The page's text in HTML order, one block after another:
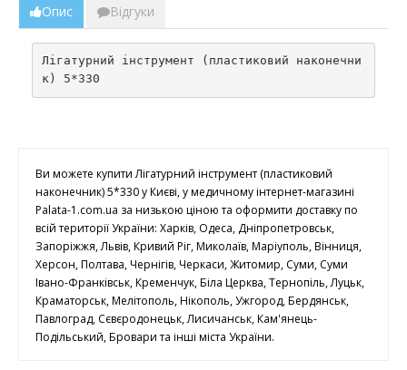
Опис Відгуки
Лігатурний інструмент (пластиковий наконечни
к) 5*330
Ви можете купити Лігатурний інструмент (пластиковий
наконечник) 5*330 у Києві, у медичному інтернет-магазині
Palata-1.com.ua за низькою ціною та оформити доставку по
всій території України: Харків, Одеса, Дніпропетровськ,
Запоріжжя, Львів, Кривий Ріг, Миколаїв, Маріуполь, Вінниця,
Херсон, Полтава, Чернігів, Черкаси, Житомир, Суми, Суми
Івано-Франківськ, Кременчук, Біла Церква, Тернопіль, Луцьк,
Краматорськ, Мелітополь, Нікополь, Ужгород, Бердянськ,
Павлоград, Сєвєродонецьк, Лисичанськ, Кам'янець-
Подільський, Бровари та інші міста України.